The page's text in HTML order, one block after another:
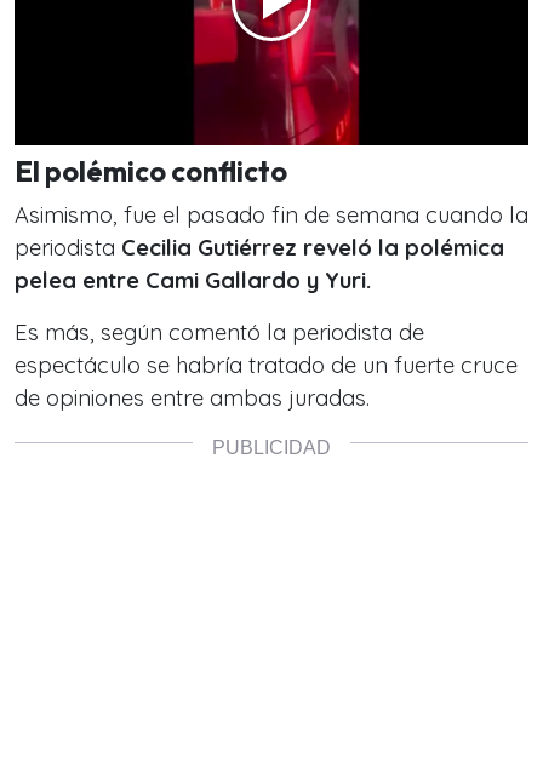
El polémico conflicto
Asimismo, fue el pasado fin de semana cuando la
periodista Cecilia Gutiérrez reveló la polémica
pelea entre Cami Gallardo y Yuri.
Es más, según comentó la periodista de
espectáculo se habría tratado de un fuerte cruce
de opiniones entre ambas juradas.